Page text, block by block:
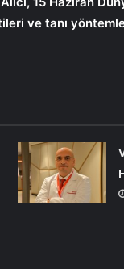
ve tanı